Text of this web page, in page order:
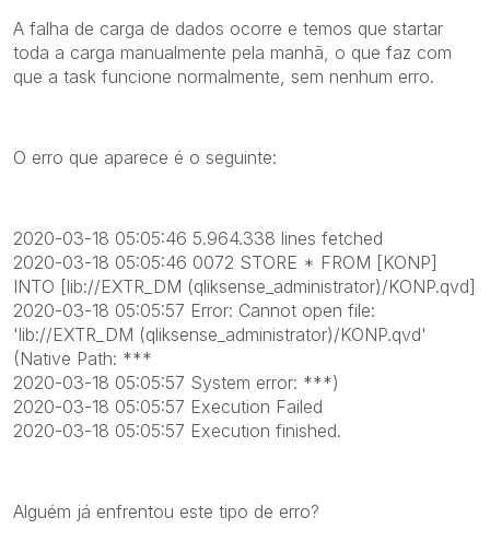
A falha de carga de dados ocorre e temos que startar
toda a carga manualmente pela manhã, o que faz com
que a task funcione normalmente, sem nenhum erro.
O erro que aparece é o seguinte:
2020-03-18 05:05:46 5.964.338 lines fetched
2020-03-18 05:05:46 0072 STORE * FROM [KONP]
INTO [lib://EXTR_DM (qliksense_administrator)/KONP.qvd]
2020-03-18 05:05:57 Error: Cannot open file:
'lib://EXTR_DM (qliksense_administrator)/KONP.qvd'
(Native Path: ***
2020-03-18 05:05:57 System error: ***)
2020-03-18 05:05:57 Execution Failed
2020-03-18 05:05:57 Execution finished.
Alguém já enfrentou este tipo de erro?